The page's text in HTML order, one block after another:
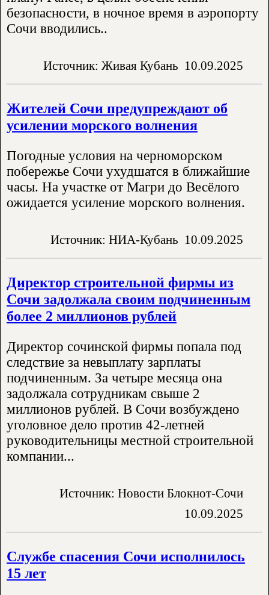
безопасности, в ночное время в аэропорту
Сочи вводились..
Источник: Живая Кубань 10.09.2025
Жителей Сочи предупреждают об
усилении морского волнения
Погодные условия на черноморском
побережье Сочи ухудшатся в ближайшие
часы. На участке от Магри до Весёлого
ожидается усиление морского волнения.
Источник: НИА-Кубань 10.09.2025
Директор строительной фирмы из
Сочи задолжала своим подчиненным
более 2 миллионов рублей
Директор сочинской фирмы попала под
следствие за невыплату зарплаты
подчиненным. За четыре месяца она
задолжала сотрудникам свыше 2
миллионов рублей. В Сочи возбуждено
уголовное дело против 42-летней
руководительницы местной строительной
компании...
Источник: Новости Блокнот-Сочи
10.09.2025
Службе спасения Сочи исполнилось
15 лет